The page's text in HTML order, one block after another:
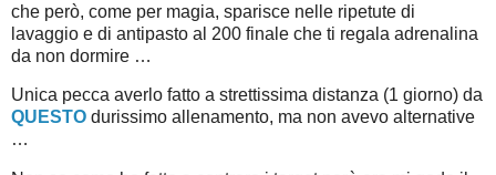
che però, come per magia, sparisce nelle ripetute di
lavaggio e di antipasto al 200 finale che ti regala adrenalina
da non dormire …
Unica pecca averlo fatto a strettissima distanza (1 giorno) da
QUESTO durissimo allenamento, ma non avevo alternative
…